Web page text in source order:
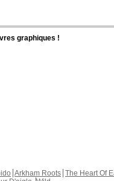
graphiques !
Arkham Roots The Heart Of